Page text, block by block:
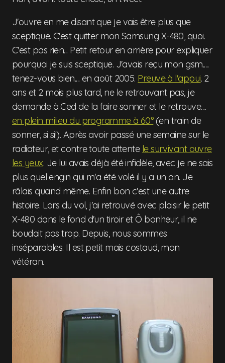
J'ouvre en me disant que je vais être plus que
sceptique. C'est quitter mon Samsung X-480, quoi.
C'est pas rien... Petit retour en arrière pour expliquer
pourquoi je suis sceptique. J'avais reçu mon gsm.....
tenez-vous bien.... en août 2005. Preuve à l'appui. 2
ans et 2 mois plus tard, ne le retrouvant pas, je
demande à Ced de la faire sonner et le retrouve....
en plein milieu du programme à 60°(en train de
sonner, si si!). Après avoir passé une semaine sur le
radiateur, et contre toute attente le survivant ouvre
les yeux. Je lui avais déjà été infidèle, avec je ne sais
plus quel engin qui m'a été volé il y a un an. Je
râlais quand même. Enfin bon c'est une autre
histoire. Lors du vol, j'ai retrouvé avec plaisir le petit
X-480 dans le fond d'un tiroir et Ô bonheur, il ne
boudait pas trop. Depuis, nous sommes
inséparables. Il est petit mais costaud, mon
vétéran.